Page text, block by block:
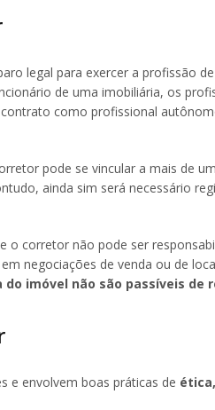
legal para exercer a profissão
de uma imobiliária, os
como profissional
pode se vincular a mais de
ainda sim será necessário
o corretor não pode ser
negociações de venda ou de
imóvel não são passíveis de
e envolvem boas práticas de